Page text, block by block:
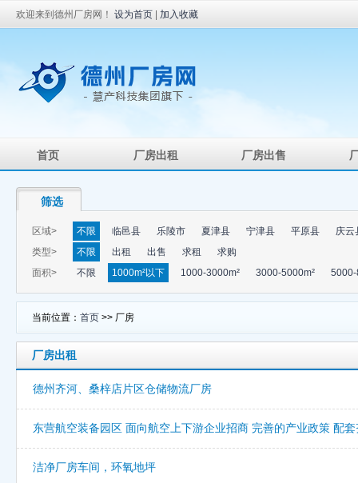
欢迎来到德州厂房网！ 设为首页 加入收藏
首页 厂房出租 厂房出售
筛选
区域> 不限 临邑县 乐陵市 夏津县 宁津县 平原县
庆云
类型>
不限 出租 出售 求租
求购
面积>
不限 1000m²以下 1000-3000m² 3000-5000m² 5000-
当前位置： 首页 >> 厂房
厂房出租
德州齐河、桑梓店片区仓储物流厂房
东营航空装备园区 面向航空上下游企业招商 完善的产业政策 配套
洁净厂房车间，环氧地坪